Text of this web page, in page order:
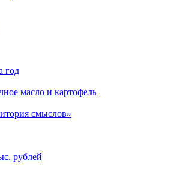
год
масло и картофель
смыслов»
рублей